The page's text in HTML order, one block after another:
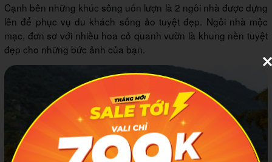
Cạnh bên những khúc sông uốn lượn là 2 ngôi nhà được dựng
lên để phục vụ du khách sống ảo tuyệt đẹp. Ngôi nhà mộc
mạc, đơn sơ với nhiều hoa cỏ quanh vườn là khung nền tuyệt
đẹp cho những bức ảnh của bạn.